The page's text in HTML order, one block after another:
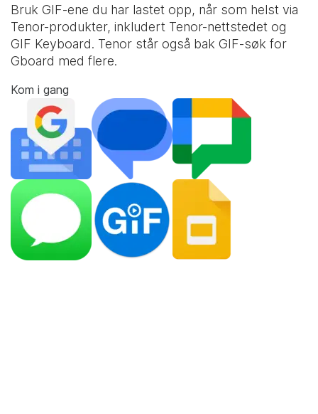
Bruk GIF-ene du har lastet opp, når som helst via
Tenor-produkter, inkludert Tenor-nettstedet og
GIF Keyboard. Tenor står også bak GIF-søk for
Gboard med flere.
Kom i gang